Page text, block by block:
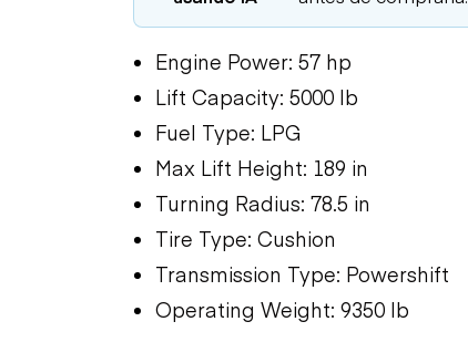
Engine Power: 57 hp
Lift Capacity: 5000 lb
Fuel Type: LPG
Max Lift Height: 189 in
Turning Radius: 78.5 in
Tire Type: Cushion
Transmission Type: Powershift
Operating Weight: 9350 lb